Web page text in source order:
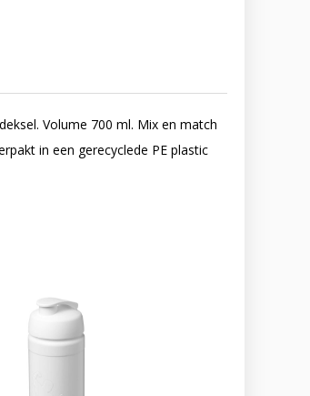
Volume 700 ml. Mix en match
in een gerecyclede PE plastic